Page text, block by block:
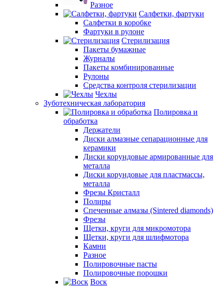
Разное
Салфетки, фартуки
Салфетки в коробке
Фартуки в рулоне
Стерилизация
Пакеты бумажные
Журналы
Пакеты комбинированные
Рулоны
Средства контроля стерилизации
Чехлы
Зуботехническая лаборатория
Полировка и
обработка
Держатели
Диски алмазные сепарационные для
керамики
Диски корундовые армированные для
металла
Диски корундовые для пластмассы,
металла
Фрезы Кристалл
Полиры
Спеченные алмазы (Sintered diamonds)
Фрезы
Щетки, круги для микромотора
Щетки, круги для шлифмотора
Камни
Разное
Полировочные пасты
Полировочные порошки
Воск